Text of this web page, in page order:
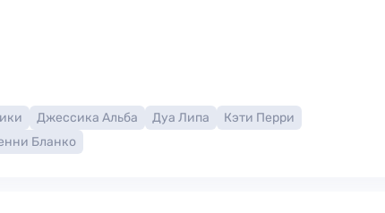
Джессика Альба Дуа Липа
Кэти Перри
Бланко